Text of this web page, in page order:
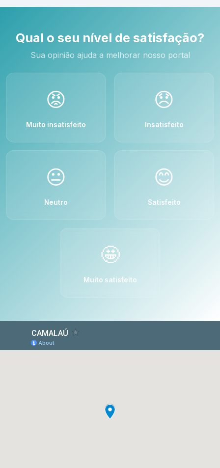
Qual o seu nível de satisfação?
Sua opinião ajuda a melhorar nosso portal
😡
Muito insatisfeito
😞
Insatisfeito
😐
Neutro
😊
Satisfeito
🤩
Muito satisfeito